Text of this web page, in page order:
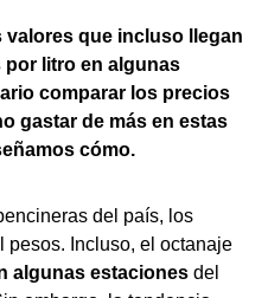
que incluso llegan
por litro en algunas
comparar los precios
gastar de más en estas
cómo.
del país, los
pesos. Incluso, el octanaje
algunas estaciones del